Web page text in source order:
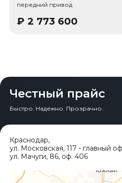
передний привод
₽ 2 773 600
Честный прайс
Быстро. Надежно. Прозрачно.
Краснодар,
ул. Московская, 117 - главный
ул. Мачуги, 86, оф. 406